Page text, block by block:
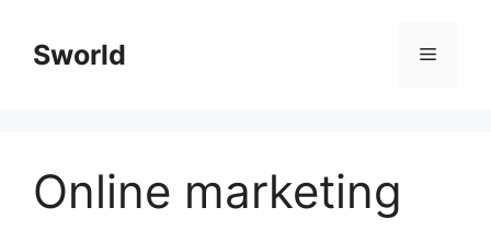
tartalomba
Sworld Menü
Online marketing